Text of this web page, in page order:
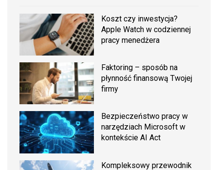
Koszt czy inwestycja?
Apple Watch w codziennej
pracy menedżera
Faktoring – sposób na
płynność finansową Twojej
firmy
Bezpieczeństwo pracy w
narzędziach Microsoft w
kontekście AI Act
Kompleksowy przewodnik